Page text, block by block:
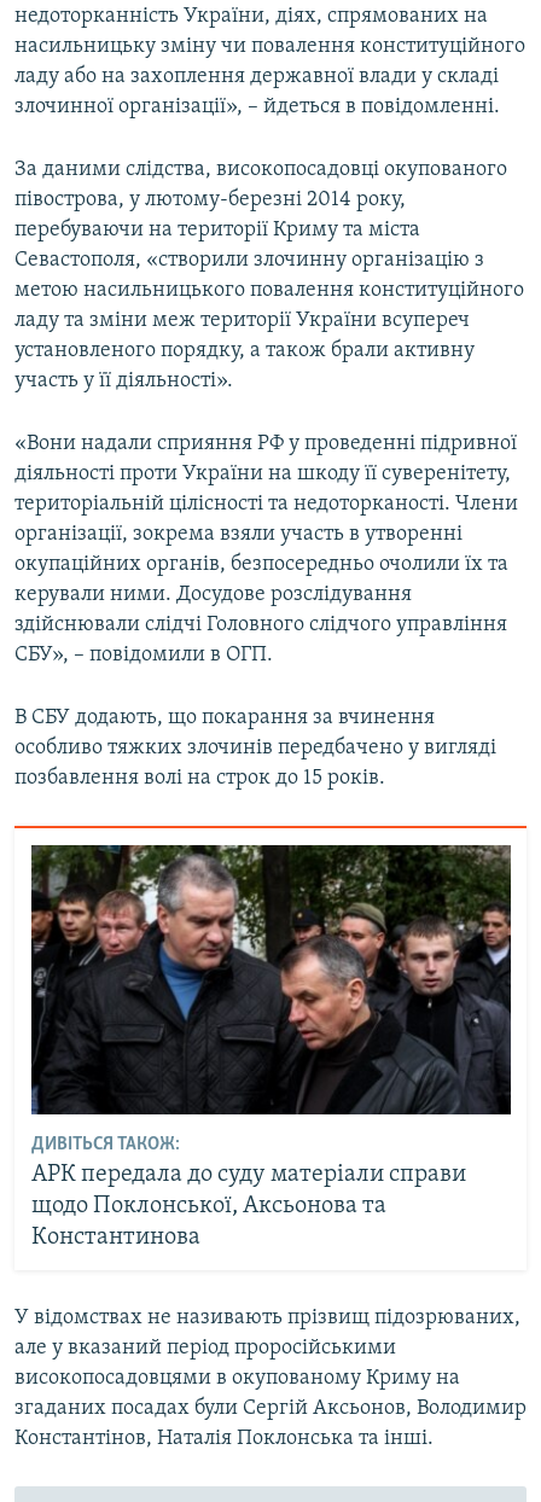
недоторканність України, діях, спрямованих на
насильницьку зміну чи повалення конституційного
ладу або на захоплення державної влади у складі
злочинної організації», – йдеться в повідомленні.
За даними слідства, високопосадовці окупованого
півострова, у лютому-березні 2014 року,
перебуваючи на території Криму та міста
Севастополя, «створили злочинну організацію з
метою насильницького повалення конституційного
ладу та зміни меж території України всупереч
установленого порядку, а також брали активну
участь у її діяльності».
«Вони надали сприяння РФ у проведенні підривної
діяльності проти України на шкоду її суверенітету,
територіальній цілісності та недоторканості. Члени
організації, зокрема взяли участь в утворенні
окупаційних органів, безпосередньо очолили їх та
керували ними. Досудове розслідування
здійснювали слідчі Головного слідчого управління
СБУ», – повідомили в ОГП.
В СБУ додають, що покарання за вчинення
особливо тяжких злочинів передбачено у вигляді
позбавлення волі на строк до 15 років.
ДИВІТЬСЯ ТАКОЖ:
АРК передала до суду матеріали справи
щодо Поклонської, Аксьонова та
Константинова
У відомствах не називають прізвищ підозрюваних,
але у вказаний період проросійськими
високопосадовцями в окупованому Криму на
згаданих посадах були Сергій Аксьонов, Володимир
Константінов, Наталія Поклонська та інші.